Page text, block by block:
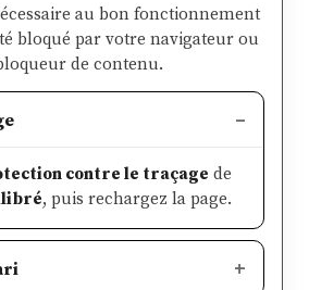
au bon fonctionnement
bloqué par votre navigateur ou
de contenu.
contre le traçage de
, puis rechargez la page.